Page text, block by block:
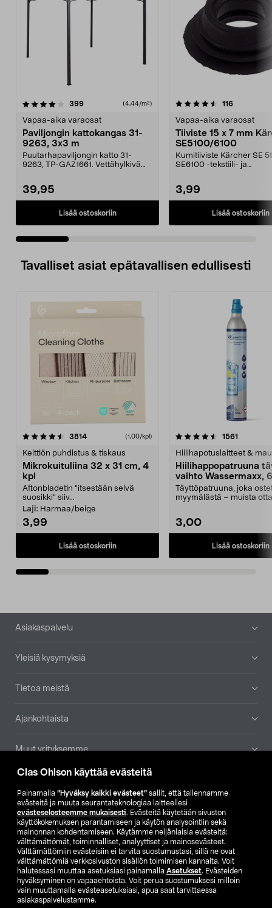
Clas Ohlson käyttää evästeitä
Painamalla ”Hyväksy kaikki evästeet” sallit, että tallennamme
evästeitä ja muuta seurantateknologiaa laitteellesi
evästeselosteemme mukaisesti. Evästeitä käytetään sivuston
käyttökokemuksen parantamiseen ja käytön analysointiin sekä
mainonnan kohdentamiseen. Käytämme neljänlaisia evästeitä:
välttämättömät, toiminnalliset, analyyttiset ja mainosevästeet.
Välttämättömiin evästeisiin ei tarvita suostumustasi, sillä ne ovat
välttämättömiä verkkosivuston sisällön toimimisen kannalta. Voit
halutessasi muuttaa asetuksiasi painamalla Asetukset. Evästeiden
hyväksyminen on vapaaehtoista. Voit perua suostumuksesi milloin
vain muuttamalla evästeasetuksiasi, apua saat tarvittaessa
asiakaspalvelustamme.
399arvostelut (4,44/m²)
Vapaa-aika varaosat
Paviljongin kattokangas 31-
9263, 3x3 m
Puutarhapaviljongin katto 31-
9263, TP-GAZ1661. Vettähylkivä
39,95
Lisää ostoskoriin
4.5 viidestä
116arvostelut
Vapaa-aika varaosat
Tiiviste 15 x 7 mm
SE5100/6100
Kumitiiviste Kärcher SE
SE6100 -tekstiili- ja
3,99
Lisää ostoskoriin
4.0 viidestä
Tavalliset asiat epätavallisen edullisesti
3814arvostelut (1,00/kpl)
Keittiön puhdistus & tiskaus
Mikrokuituliina 32 x 31 cm, 4
kpl
Aftonbladetin "itsestään selvä
suosikki" siiv...
Laji: Harmaa/beige
3,99
Lisää ostoskoriin
4.5viidestä
1561
Hiilihapotuslaitteet &
Hiilihappopatruuna
vaihto Wassermaxx,
Täyttöpatruuna, joka
myymälästä – muista
3,00
Lisää ostoskoriin
4.5viidestä
Alatunniste
Asiakaspalvelu
Yleisiä kysymyksiä
Tietoa meistä
Ajankohtaista
Muut yrityksemme
Etsi myymälä
SE NO FI
FI SV